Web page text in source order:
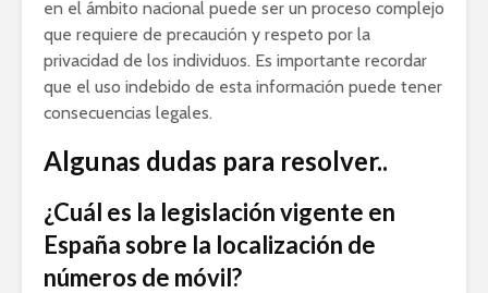
en el ámbito nacional puede ser un proceso complejo
que requiere de precaución y respeto por la
privacidad de los individuos. Es importante recordar
que el uso indebido de esta información puede tener
consecuencias legales.
Algunas dudas para resolver..
¿Cuál es la legislación vigente en
España sobre la localización de
números de móvil?